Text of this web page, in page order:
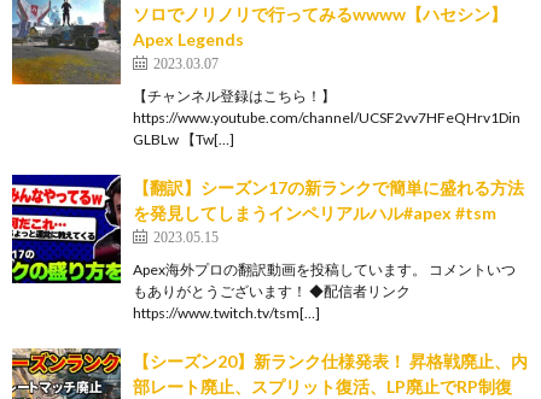
ソロでノリノリで行ってみるwwww【ハセシン】
Apex Legends
2023.03.07
【チャンネル登録はこちら！】
https://www.youtube.com/channel/UCSF2vv7HFeQHrv1Din
GLBLw 【Tw[…]
【翻訳】シーズン17の新ランクで簡単に盛れる方法
を発見してしまうインペリアルハル#apex #tsm
2023.05.15
Apex海外プロの翻訳動画を投稿しています。 コメントいつ
もありがとうございます！ ◆配信者リンク
https://www.twitch.tv/tsm[…]
【シーズン20】新ランク仕様発表！ 昇格戦廃止、内
部レート廃止、スプリット復活、LP廃止でRP制復